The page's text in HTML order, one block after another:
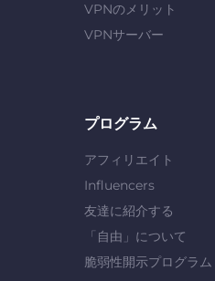
VPNのメリット
VPNサーバー
プログラム
アフィリエイト
Influencers
友達に紹介する
「自由」について
脆弱性開示プログラム